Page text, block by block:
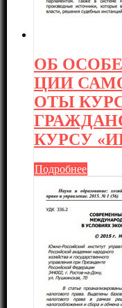
ОБ
ЦИИ
ОТЫ
КУРСУ
Подробнее